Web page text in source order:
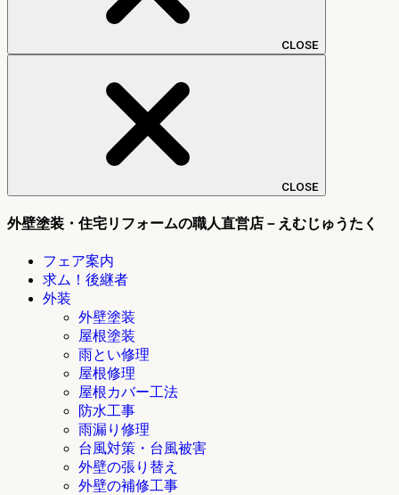
CLOSE
CLOSE
外壁塗装・住宅リフォームの職人直営店－えむじゅうたく
フェア案内
求ム！後継者
外装
外壁塗装
屋根塗装
雨とい修理
屋根修理
屋根カバー工法
防水工事
雨漏り修理
台風対策・台風被害
外壁の張り替え
外壁の補修工事